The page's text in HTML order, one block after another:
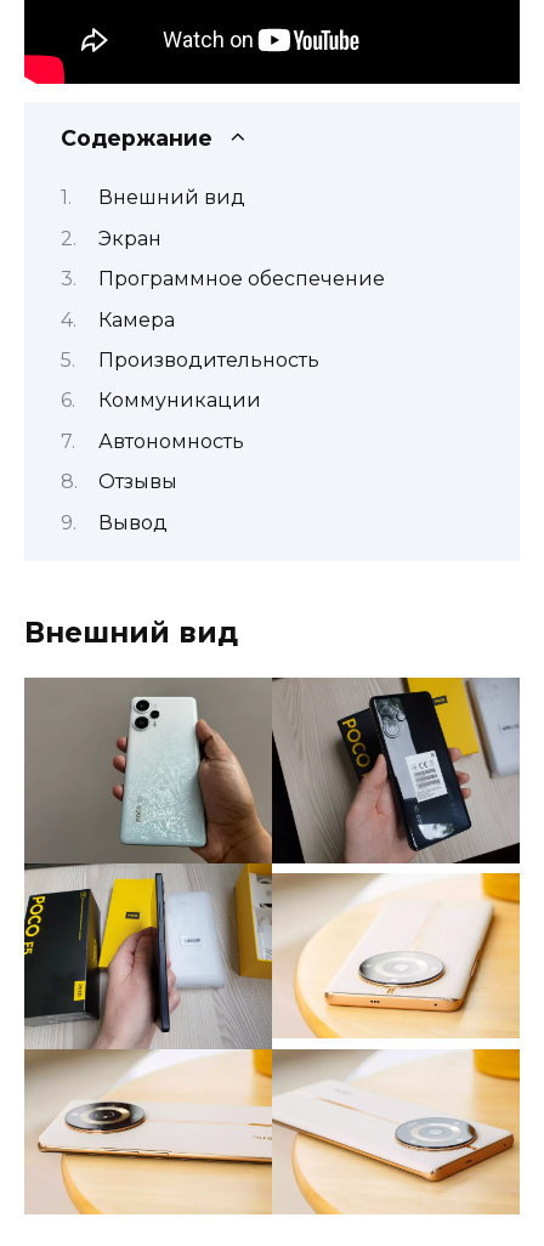
Содержание
Внешний вид
Экран
Программное обеспечение
Камера
Производительность
Коммуникации
Автономность
Отзывы
Вывод
Внешний вид